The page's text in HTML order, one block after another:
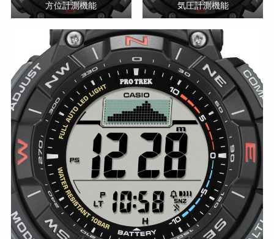
方位計測機能 気圧計測機能